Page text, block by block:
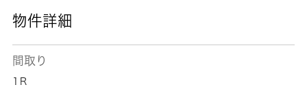
物件詳細
間取り
1Ｒ